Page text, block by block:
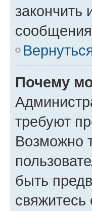
закончить
Почему
требуют
Возможно
быть